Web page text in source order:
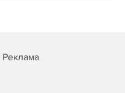
Реклама